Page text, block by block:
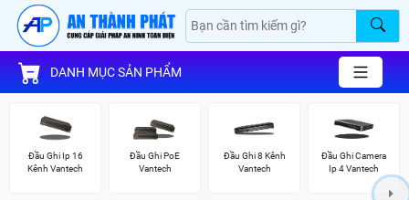
DANH MỤC SẢN PHẨM
Đầu Ghi Ip 16
Kênh Vantech
Đầu Ghi PoE
Vantech
Đầu Ghi 8 Kênh
Vantech
Đầu Ghi Camera
Ip 4 Vantech